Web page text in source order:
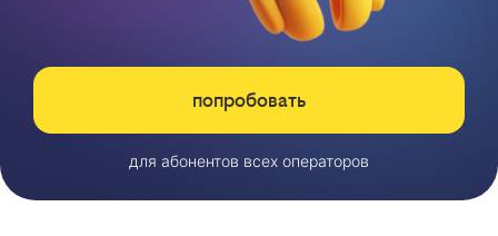
попробовать
для абонентов всех операторов